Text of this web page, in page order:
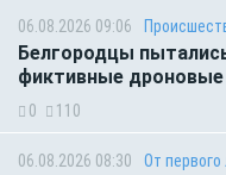
06.08.2026 09:06
Белгородцы
фиктивные
0 110
06.08.2026 08:30 От первого